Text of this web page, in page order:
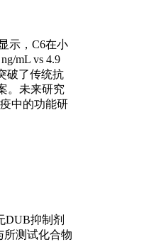
示，C6在小
mL vs 4.9
破了传统抗
。未来研究
中的功能研
DUB抑制剂
所测试化合物